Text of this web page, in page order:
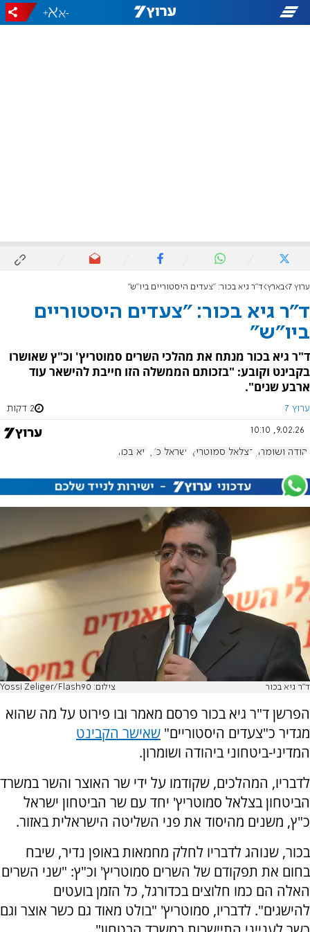
-
+
ערוץ 7 בארץ ד"ר גיא בכור: "צעדים היסטוריים ביו"ש"
ד"ר גיא בכור: "צעדים היסטוריים
ביו"ש"
ד"ר גיא בכור מנתח את מהלכי השרים סמוטריץ' וכ"ץ שאושרו
בקבינט וקובע: "בזכותם הממשלה הזו חייבת להישאר עוד
ארבע שנים".
ערוץ 7 2 דקות
9.02.26, 10:10
יהודה ושומרון בצלאל סמוטריץ' ישראל כ"ץ גיא בכור
ד"ר גיא בכור צילום: Yossi Zeliger/Flash90
הפרשן ד"ר גיא בכור פרסם מאמר ובו פירוט על מה שהוא
מגדיר כ"צעדים היסטוריים" שאישר הקבינט
המדיני-ביטחוני ביהודה ושומרון.
לדבריו, המהלכים, שקודמו על ידי שר האוצר והשר במשרד
הביטחון בצלאל סמוטריץ' יחד עם שר הביטחון ישראל
כ"ץ, משנים מהיסוד את פני השליטה הישראלית באזור.
בכור, שנוהג לדבריו לחלק מחמאות באופן נדיר, שיבח
בחום את תפקודם של השרים סמוטריץ' וכ"ץ: "שני השרים
האלה הם כמו חלוצים בכדורגל, כל הזמן בועטים
להישגים". לדבריו, סמוטריץ' "בולט מאוד גם כשר אוצר וגם